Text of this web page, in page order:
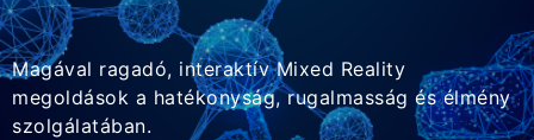
Magával ragadó, interaktív Mixed Reality
megoldások a hatékonyság, rugalmasság és élmény
szolgálatában.